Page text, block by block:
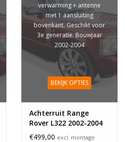
verwarming + antenne
met 1 aansluiting
bovenkant. Geschikt voor
3e generatie. Bouwjaar
2002-2004
BEKIJK OPTIES
Achterruit Range
Rover L322 2002-2004
€499,00 excl. montage